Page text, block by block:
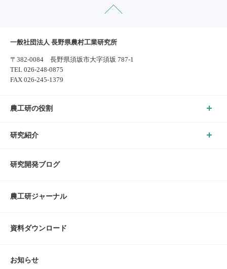
一般社団法人 長野県農村工業研究所
〒382-0084 長野県須坂市大字須坂 787-1
TEL 026-248-0875
FAX 026-245-1379
農工研の役割
研究紹介
研究開発ブログ
農工研ジャーナル
資料ダウンロード
お知らせ